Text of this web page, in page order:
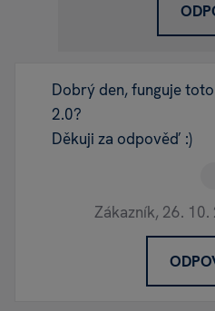
Dobrý den, funguje
2.0?
Děkuji za odpověď :)
Zákazník, 26. 10.